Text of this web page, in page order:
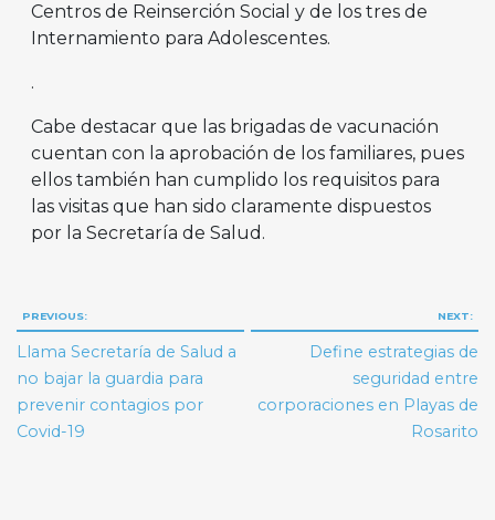
Centros de Reinserción Social y de los tres de
Internamiento para Adolescentes.
.
Cabe destacar que las brigadas de vacunación
cuentan con la aprobación de los familiares, pues
ellos también han cumplido los requisitos para
las visitas que han sido claramente dispuestos
por la Secretaría de Salud.
Navegación
de
entradas
PREVIOUS:
Llama Secretaría de Salud a
no bajar la guardia para
prevenir contagios por
Covid-19
NEXT:
Define estrategias de
seguridad entre
corporaciones en Playas de
Rosarito